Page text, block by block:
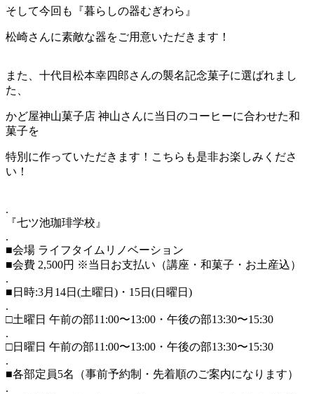
そして今回も『暮らしの器むぎわら』
松崎さんに素敵な器をご用意いただきます！
また、十代目松本幸四郎さんの襲名記念菓子に選ばれまし
た、
かど屋神山菓子店 神山さんに当日のコーヒーに合わせた和
菓子を
特別に作っていただきます！こちらも是非お楽しみくださ
い！
.
『七ツ池珈琲学校』
.
■会場 ライフタイムリノベーション
■会費 2,500円 ※当日お支払い（講座・和菓子・お土産込）
.
■日時:3月14日(土曜日)・15日(日曜日)
.
□土曜日 午前の部11:00〜13:00・午後の部13:30〜15:30
.
□日曜日 午前の部11:00〜13:00・午後の部13:30〜15:30
.
■各部定員5名（事前予約制・先着順のご案内になります）
.